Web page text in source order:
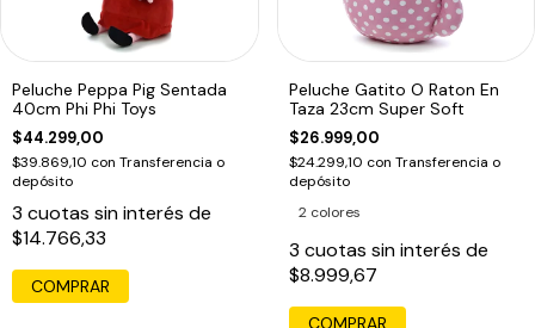
Peluche Peppa Pig Sentada
40cm Phi Phi Toys
$44.299,00
$39.869,10 con Transferencia o
depósito
3 cuotas sin interés de
$14.766,33
COMPRAR
Peluche Gatito O Raton En
Taza 23cm Super Soft
$26.999,00
$24.299,10 con Transferencia o
depósito
2 colores
3 cuotas sin interés de
$8.999,67